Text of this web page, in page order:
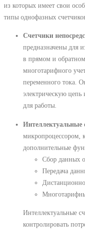
из которых имеет свои
типы однофазных
Счетчики
предназначены для
в прямом и
многотарифного
переменного тока.
электрическую цепь
для работы.
Интеллектуальные
микропроцессором,
дополнительные
Сбор данных
Передача
Интеллектуальные
контролировать